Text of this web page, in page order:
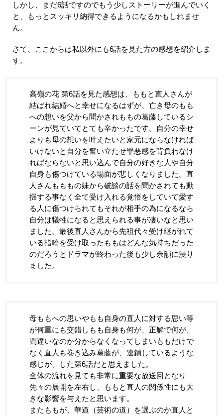
しかし、まだ6話ですのでもう少しストーリーが進んでいく
と、もっとスッキリ納得できるようになるかもしれませ
ん。
さて、ここからは私以外にも6話を見た方の感想を紹介しま
す。
高嶺の花 第6話を見た感想は、ももと直人さんが
結ばれ結婚へと幸せになるはずが、亡き母のもも
への想いを父から聞かされももの葛藤しているシ
ーンが見ていてとても辛かったです。自分の幸せ
よりも母の想いを叶えたいと家元にならなければ
いけないと自分を奮い立たせ罪悪感を背負わなけ
ればならないと思い込んで自分の好きな人や自分
自身も傷つけている場面が悲しくなりました。直
人さんもももの妹から破談の話を聞かされても動
揺する事なく全て受け入れる覚悟をしていて愛す
る人に傷つけられてもそれが相手の為になるなら
自分は犠牲になると思えられる事が凄いなと思い
ました。最後直人さんから先祖代々受け継がれて
いる指輪を受け取ったももはどんな気持ちだった
のだろうとドラマが終わった後も少し余韻に浸り
ました。
母ももへの思いやもも自身の直人に対する思い等
が何重にも交錯しもも自身も何が、正解で何が、
間違いなのか分からなくなってしまいももだけで
なく直人も巻き込み葛藤が、連鎖しているような
感じが、した第6話だと思えました。
全体の流れを見ても非常に重要な放送回となり
先々の展開を左右し、ももと直人の関係性にも大
きな影響を与えたと思います。
またももが、華道（芸術の道）を選ぶのか直人と